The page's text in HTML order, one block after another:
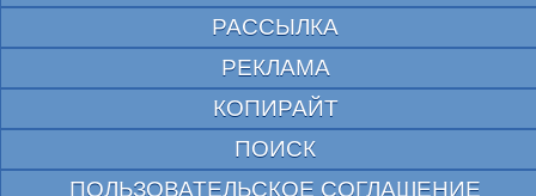
РАССЫЛКА
РЕКЛАМА
КОПИРАЙТ
ПОИСК
ПОЛЬЗОВАТЕЛЬСКОЕ СОГЛАШЕНИЕ